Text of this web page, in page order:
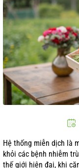
Hệ thống miễn dịch là
khỏi các bệnh nhiễm
thế giới hiện đại, khi